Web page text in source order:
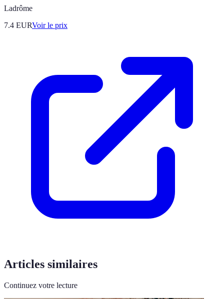
Ladrôme
7.4 EURVoir le prix
Articles similaires
Continuez votre lecture